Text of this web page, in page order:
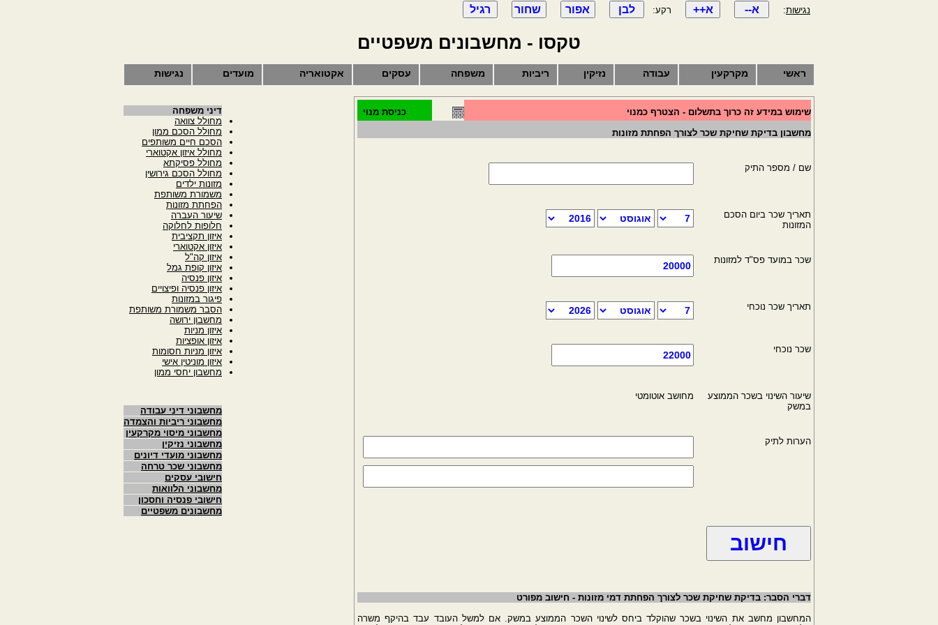
נגישות: רקע:
טקסו - מחשבונים משפטיים
ראשי מקרקעין עבודה נזיקין ריביות משפחה עסקים אקטואריה מועדים נגישות
שימוש במידע זה כרוך בתשלום - הצטרף כמנוי
כניסת מנוי
מחשבון בדיקת שחיקת שכר לצורך הפחתת מזונות
שם / מספר התיק
תאריך שכר ביום הסכם
המזונות
שכר במועד פס"ד למזונות
תאריך שכר נוכחי
שכר נוכחי
שיעור השינוי בשכר הממוצע
במשק
מחושב אוטומטי
הערות לתיק
דברי הסבר: בדיקת שחיקת שכר לצורך הפחתת דמי מזונות - חישוב מפורט
המחשבון מחשב את השינוי בשכר שהוקלד ביחס לשינוי השכר הממוצע במשק. אם למשל העובד עבד בהיקף משרה
דיני משפחה
מחולל צוואה
מחולל הסכם ממון
הסכם חיים משותפים
מחולל איזון אקטוארי
מחולל פסיקתא
מחולל הסכם גירושין
מזונות ילדים
משמורת משותפת
הפחתת מזונות
שיעור העברה
חלופות לחלוקה
איזון תקציבית
איזון אקטוארי
איזון קה"ל
איזון קופת גמל
איזון פנסיה
איזון פנסיה ופיצויים
פיגור במזונות
הסבר משמורת משותפת
מחשבון ירושה
איזון מניות
איזון אופציות
איזון מניות חסומות
איזון מוניטין אישי
מחשבון יחסי ממון
מחשבוני דיני עבודה
מחשבוני ריביות והצמדה
מחשבוני מיסוי מקרקעין
מחשבוני נזיקין
מחשבוני מועדי דיונים
מחשבוני שכר טרחה
חישובי עסקים
מחשבוני הלוואות
חישובי פנסיה וחסכון
מחשבונים משפטיים